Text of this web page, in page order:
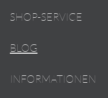
SHOP-SERVICE
BLOG
INFORMATIONEN